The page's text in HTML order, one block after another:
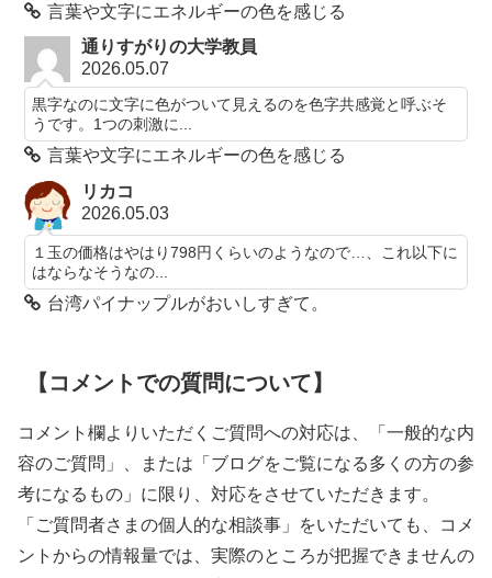
言葉や文字にエネルギーの色を感じる
通りすがりの大学教員
2026.05.07
黒字なのに文字に色がついて見えるのを色字共感覚と呼ぶそ
うです。1つの刺激に...
言葉や文字にエネルギーの色を感じる
リカコ
2026.05.03
１玉の価格はやはり798円くらいのようなので…、これ以下に
はならなそうなの...
台湾パイナップルがおいしすぎて。
【コメントでの質問について】
コメント欄よりいただくご質問への対応は、「一般的な内
容のご質問」、または「ブログをご覧になる多くの方の参
考になるもの」に限り、対応をさせていただきます。
「ご質問者さまの個人的な相談事」をいただいても、コメ
ントからの情報量では、実際のところが把握できませんの